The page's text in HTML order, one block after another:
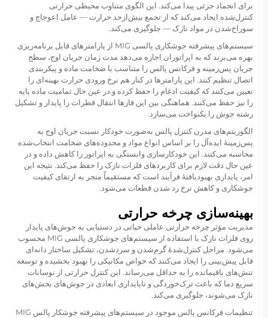
برای انجماد جزئی پیدا می‌کند. این الگوی متناوب محیطی حرارتی
کنترل‌شده ایجاد می‌کند که از تجمع بیش‌ازحد حرارت — عامل اعوجاج و
سوراخ‌شدن در مواد نازک — جلوگیری می‌کند.
سیستم‌های پیشرفته جوشکاری پالسی MIG از پارامترهای قابل برنامه‌ریزی
بهره می‌برند که به اپراتوران اجازه می‌دهد مدت زمان جریان اوج، سطح
جریان پس‌زمینه و فرکانس پالس را متناسب با ضخامت ماده و پیکربندی
اتصال تنظیم کنند. این پارامترها در کنار هم نرخ ورودی حرارت بهینه‌ای را
تعیین می‌کنند که کیفیت ادغام را حفظ کرده و در عین حال تمامیت ماده پایه
را نیز حفظ می‌کنند. هماهنگی بین این فازها انتقال قطرات را پایدار و تشکیل
رشته جوش را یکنواخت می‌سازد.
الگوریتم‌های مدرن کنترل پالس به‌صورت خودکار نسبت جریان اوج به
پس‌زمینهٔ ایده‌آل را بر اساس انواع مواد و محدوده‌های ضخامت انتخاب‌شده
محاسبه می‌کنند. این خودکارسازی وابستگی به اپراتور را کاهش داده و در
عین حال دقت لازم برای کاربردهای فلزات نازک را حفظ می‌کند. نتیجه این
امر، پایداری بهبودیافتهٔ فرآیند است که مستقیماً منجر به ارتقای کیفیت
جوشکاری و کاهش نرخ رد شدن قطعات می‌شود.
بهینه‌سازی چرخه حرارتی
مدیریت مؤثر چرخه حرارتی عاملی حیاتی در دستیابی به جوش‌های پایدار
روی فلزات نازک با استفاده از سیستم‌های جوشکاری پالسی MIG محسوب
می‌شود. مراحل کنترل‌شدهٔ گرم‌شدن و سردشدن، تشکیل ساختار دانه‌ای
قابل پیش‌بینی را ایجاد می‌کنند که خواص مکانیکی را بهبود بخشیده و توسعه
تنش‌های باقیمانده را به حداقل می‌رساند. این کنترل حرارتی از نوسانات
سریع دما که باعث ترک‌خوردگی و ناپایداری ابعادی در جوش‌های بخش‌های
نازک می‌شوند، جلوگیری می‌کند.
تنظیمات فرکانس پالس موجود در سیستم‌های پیشرفته جوشکار پالس MIG